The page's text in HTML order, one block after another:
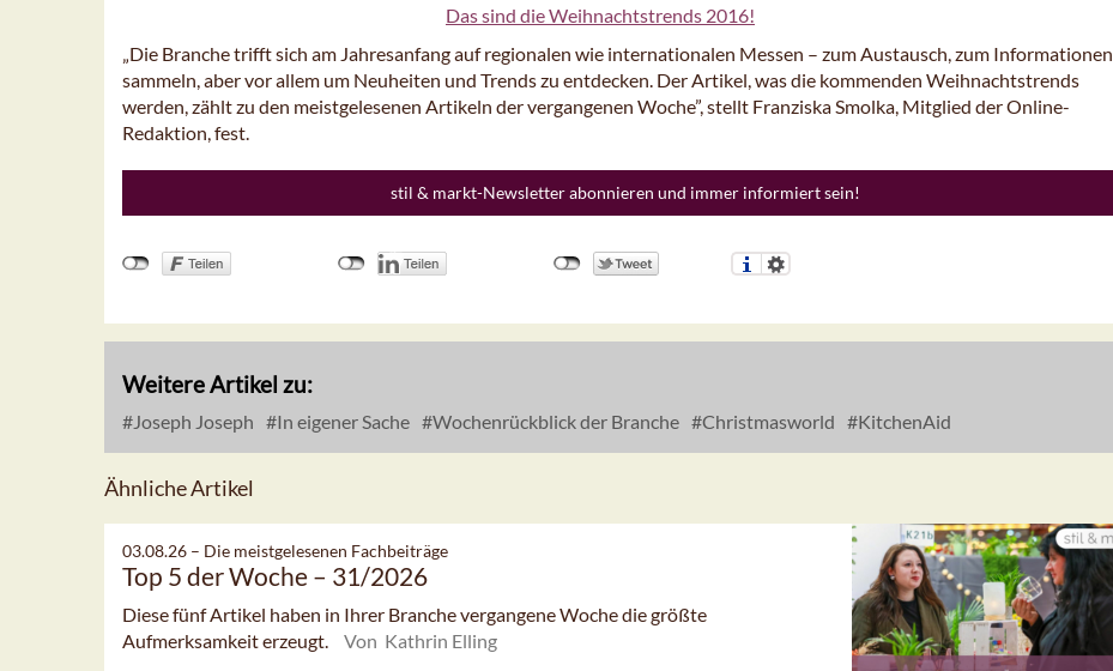
Das sind die Weihnachtstrends 2016!
„Die Branche trifft sich am Jahresanfang auf regionalen wie internationalen Messen – zum Austausch, zum Informationen
sammeln, aber vor allem um Neuheiten und Trends zu entdecken. Der Artikel, was die kommenden Weihnachtstrends
werden, zählt zu den meistgelesenen Artikeln der vergangenen Woche”, stellt Franziska Smolka, Mitglied der Online-
Redaktion, fest.
stil & markt-Newsletter abonnieren und immer informiert sein!
Weitere Artikel zu:
Joseph Joseph In eigener Sache Wochenrückblick der Branche Christmasworld KitchenAid
Ähnliche Artikel
03.08.26 – Die meistgelesenen Fachbeiträge
Top 5 der Woche – 31/2026
Diese fünf Artikel haben in Ihrer Branche vergangene Woche die größte
Aufmerksamkeit erzeugt.
Von Kathrin Elling